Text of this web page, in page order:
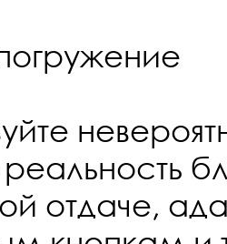
отдаче,